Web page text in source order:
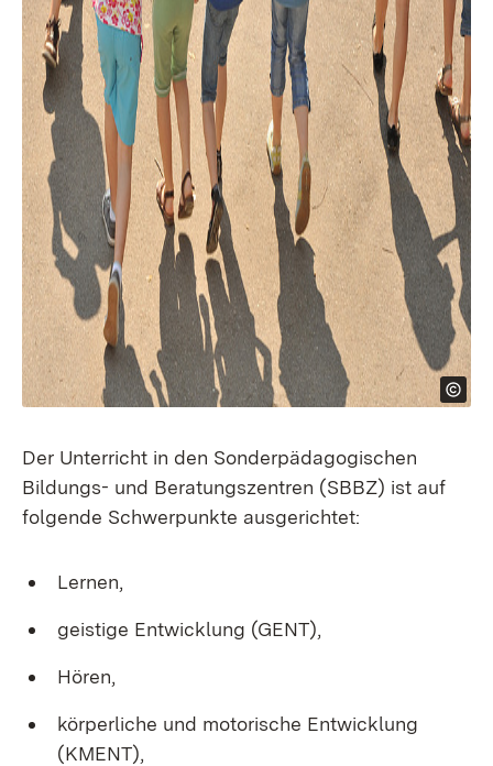
Der Unterricht in den Sonderpädagogischen
Bildungs- und Beratungszentren (SBBZ) ist auf
folgende Schwerpunkte ausgerichtet:
Lernen,
geistige Entwicklung (GENT),
Hören,
körperliche und motorische Entwicklung
(KMENT),